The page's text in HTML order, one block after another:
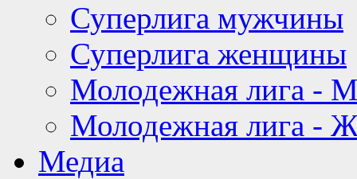
Суперлига мужчины
Суперлига женщины
Молодежная лига -
Молодежная лига -
Медиа